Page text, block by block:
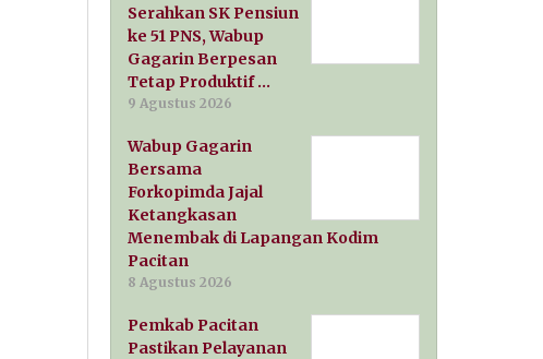
Serahkan SK Pensiun
ke 51 PNS, Wabup
Gagarin Berpesan
Tetap Produktif …
9 Agustus 2026
Wabup Gagarin
Bersama
Forkopimda Jajal
Ketangkasan
Menembak di Lapangan Kodim
Pacitan
8 Agustus 2026
Pemkab Pacitan
Pastikan Pelayanan